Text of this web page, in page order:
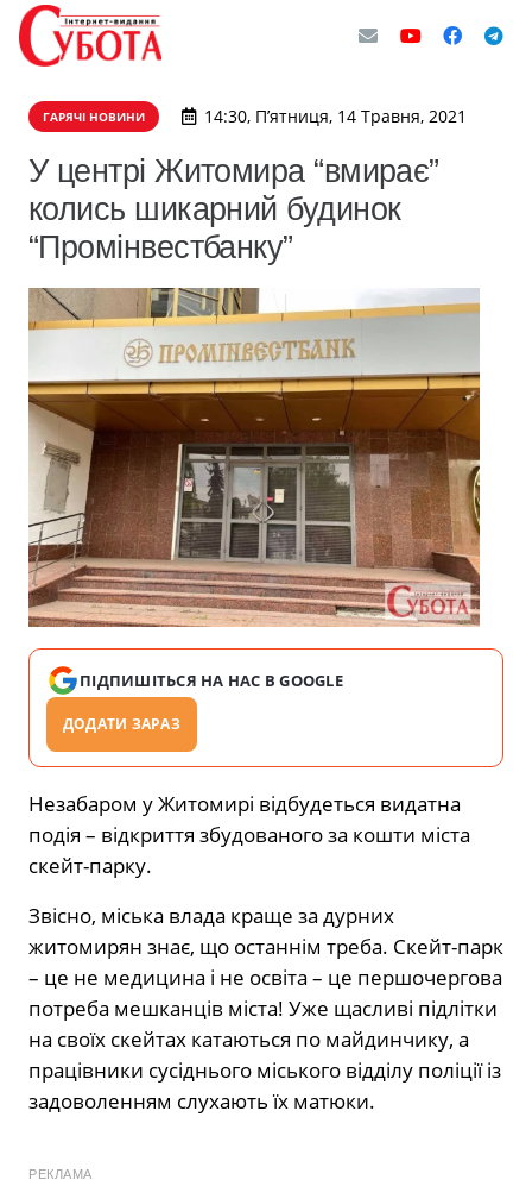
ГАРЯЧІ НОВИНИ 14:30, П’ятниця, 14 Травня, 2021
У центрі Житомира “вмирає”
колись шикарний будинок
“Промінвестбанку”
ПІДПИШІТЬСЯ НА НАС В GOOGLE
ДОДАТИ ЗАРАЗ
Незабаром у Житомирі відбудеться видатна
подія – відкриття збудованого за кошти міста
скейт-парку.
Звісно, міська влада краще за дурних
житомирян знає, що останнім треба. Скейт-парк
– це не медицина і не освіта – це першочергова
потреба мешканців міста! Уже щасливі підлітки
на своїх скейтах катаються по майдинчику, а
працівники сусіднього міського відділу поліції із
задоволенням слухають їх матюки.
РЕКЛАМА